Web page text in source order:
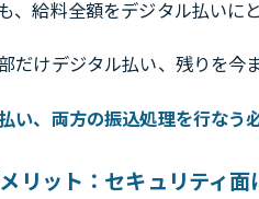
、給料全額をデジタル払いに
だけデジタル払い、残りを
い、両方の振込処理を行な
リット：セキュリティ